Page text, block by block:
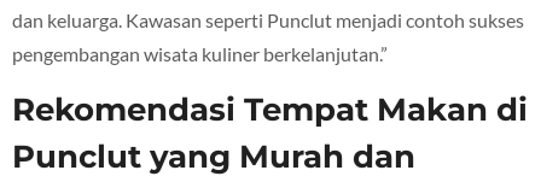
dan keluarga. Kawasan seperti Punclut menjadi contoh sukses
pengembangan wisata kuliner berkelanjutan.”
Rekomendasi Tempat Makan di
Punclut yang Murah dan